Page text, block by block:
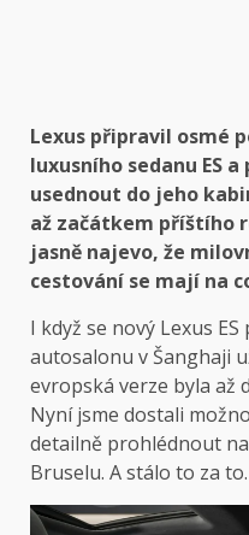
Lexus připravil osmé
luxusního sedanu ES
usednout do jeho
až začátkem příštího
jasně najevo, že
cestování se mají na
I když se nový Lexus
autosalonu v Šanghaji
evropská verze byla až
Nyní jsme dostali
detailně prohlédnout
Bruselu. A stálo to za to.